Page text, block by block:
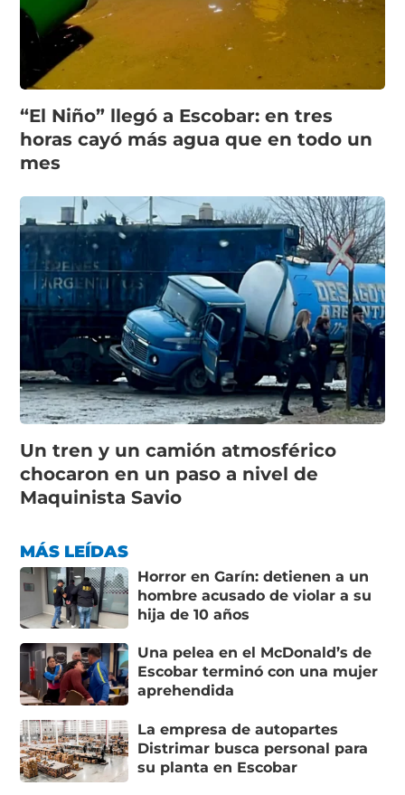
“El Niño” llegó a Escobar: en tres
horas cayó más agua que en todo un
mes
Un tren y un camión atmosférico
chocaron en un paso a nivel de
Maquinista Savio
MÁS LEÍDAS
Horror en Garín: detienen a un
hombre acusado de violar a su
hija de 10 años
Una pelea en el McDonald’s de
Escobar terminó con una mujer
aprehendida
La empresa de autopartes
Distrimar busca personal para
su planta en Escobar